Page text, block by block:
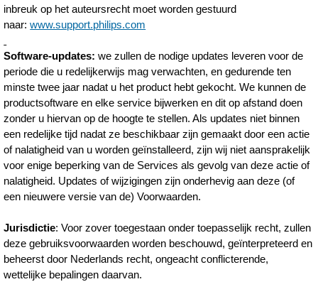
inbreuk op het auteursrecht moet worden gestuurd
naar:www.support.philips.com
Software-updates:we zullen de nodige updates leveren voor de
periode die u redelijkerwijs mag verwachten, en gedurende ten
minste twee jaar nadat u het product hebt gekocht. We kunnen de
productsoftware en elke service bijwerken en dit op afstand doen
zonder u hiervan op de hoogte te stellen. Als updates niet binnen
een redelijke tijd nadat ze beschikbaar zijn gemaakt door een actie
of nalatigheid van u worden geïnstalleerd, zijn wij niet aansprakelijk
voor enige beperking van de Services als gevolg van deze actie of
nalatigheid. Updates of wijzigingen zijn onderhevig aan deze (of
een nieuwere versie van de) Voorwaarden.
Jurisdictie: Voor zover toegestaan onder toepasselijk recht, zullen
deze gebruiksvoorwaarden worden beschouwd, geïnterpreteerd en
beheerst door Nederlands recht, ongeacht conflicterende,
wettelijke bepalingen daarvan.